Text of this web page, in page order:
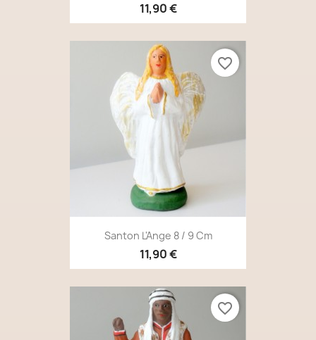
11,90 €
Santon L'Ange 8 / 9 Cm
11,90 €
favorite_border
favorite_border